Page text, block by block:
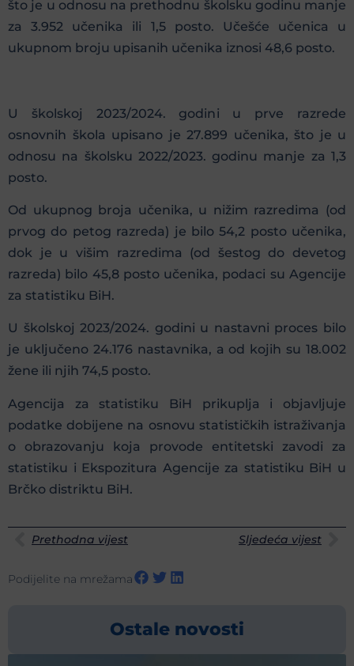
što je u odnosu na prethodnu školsku godinu manje
za 3.952 učenika ili 1,5 posto. Učešće učenica u
ukupnom broju upisanih učenika iznosi 48,6 posto.
U školskoj 2023/2024. godini u prve razrede
osnovnih škola upisano je 27.899 učenika, što je u
odnosu na školsku 2022/2023. godinu manje za 1,3
posto.
Od ukupnog broja učenika, u nižim razredima (od
prvog do petog razreda) je bilo 54,2 posto učenika,
dok je u višim razredima (od šestog do devetog
razreda) bilo 45,8 posto učenika, podaci su Agencije
za statistiku BiH.
U školskoj 2023/2024. godini u nastavni proces bilo
je uključeno 24.176 nastavnika, a od kojih su 18.002
žene ili njih 74,5 posto.
Agencija za statistiku BiH prikuplja i objavljuje
podatke dobijene na osnovu statističkih istraživanja
o obrazovanju koja provode entitetski zavodi za
statistiku i Ekspozitura Agencije za statistiku BiH u
Brčko distriktu BiH.
Prethodna vijest Sljedeća vijest
Podijelite na mrežama
Ostale novosti